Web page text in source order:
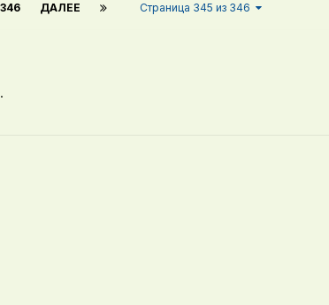
346 ДАЛЕЕ Страница 345 из 346